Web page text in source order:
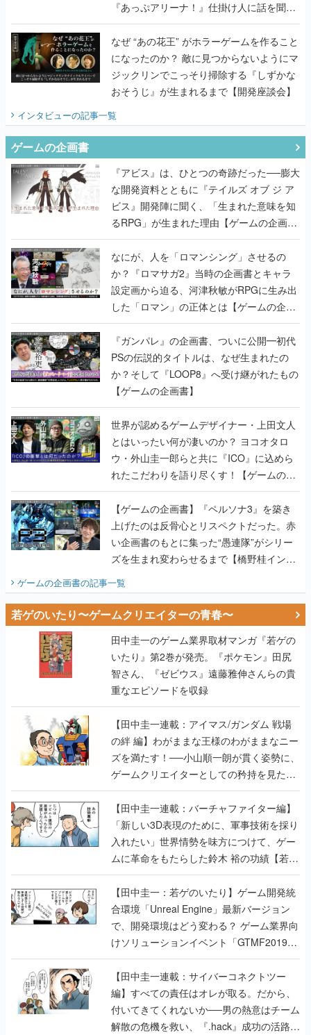
『あっぷアリーナ！』仕掛け人に話を聞い
てみた
なぜ “あの花王” がホラーゲームを作ること
になったのか？ 敵に見つからないようにマ
ジックリンでこっそり掃除する『しずかな
おそうじ』が生まれるまで【開発座談会】
インタビューの記事一覧
ゲームの企画書
『アビス』は、ひとつの奇跡だった──膨大
な開発資料とともに『テイルズ オブ ジ ア
ビス』開発陣に聞く、「生まれた意味を知
るRPG」が生まれた理由【ゲームの企画
書】
なにが、人を「ロマンシング」させるの
か？『ロマサガ2』当時の企画書とキャラ
設定画から迫る、河津秋敏がRPGに生み出
した「ロマン」の正体とは【ゲームの企画
書】
『ガンパレ』の企画書、ついに公開━初代
PSの伝説的タイトルは、なぜ生まれたの
か？そして『LOOP8』へ受け継がれたもの
【ゲームの企画書】
世界が認めるゲームデザイナー・上田文人
とはいったい何が凄いのか？ ヨコオタロ
ウ・外山圭一郎らと共に『ICO』に込めら
れたこだわりを語り尽くす！【ゲームの企
画書】
【ゲームの企画書】『ペルソナ3』を築き
上げたのは反骨心とリスペクトだった。赤
い企画書のもとに集った“愚連隊”がシリー
ズを生まれ変わらせるまで【橋野桂インタ
ゲームの企画書の記事一覧
若ゲのいたり〜ゲームクリエイターの青春〜
田中圭一のゲーム業界取材マンガ『若ゲの
いたり』第2巻が発売。『ポケモン』田尻
智さん、『ゼビウス』遠藤雅伸さんらの貴
重なエピソードを収録
【田中圭一連載：アイマス/ガンダム 戦場
の絆 編】わがままな王様のわがままなニー
ズを満たす！──小山順一朗が貫く姿勢に、
ゲームクリエイターとしての矜持を見た
【若ゲのいたり最終回】
【田中圭一連載：バーチャファイター編】
「新しい3D表現のために、軍事技術を採り
入れたい」世界情勢を味方につけて、ゲー
ムに革命をもたらした鈴木 裕の功績【若ゲ
のいたり】
【田中圭一：若ゲのいたり】ゲーム開発統
合環境「Unreal Engine」最新バージョン
で、開発環境はどう変わる？ ゲーム業界向
けソリューションイベント「GTMF2019」
に行って、より理解を深めよう【PR】
【田中圭一連載：サイバーコネクトツー
編】すべての責任はオレが取る。だから、
付いてきてくれないか──男の熱意はチーム
解散の危機を救い、『.hack』成功の活路を